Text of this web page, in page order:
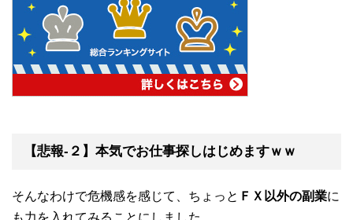
【悲報-２】本気でお仕事探しはじめますｗｗ
そんなわけで危機感を感じて、ちょっと ＦＸ以外の副業に
も力を入れてみることにしました。